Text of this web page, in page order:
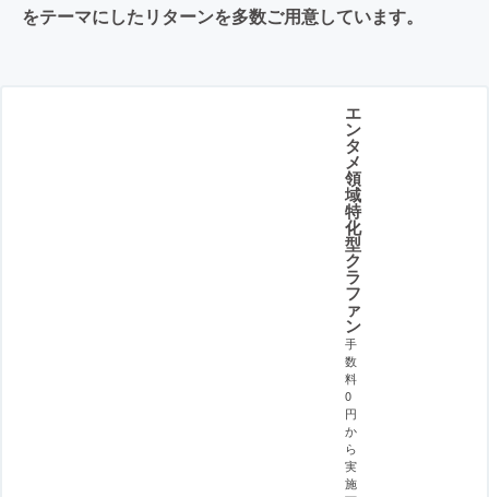
をテーマにしたリターンを多数ご用意しています。
エ
ン
タ
メ
領
域
特
化
型
ク
ラ
フ
ァ
ン
手
数
料
0
円
か
ら
実
施